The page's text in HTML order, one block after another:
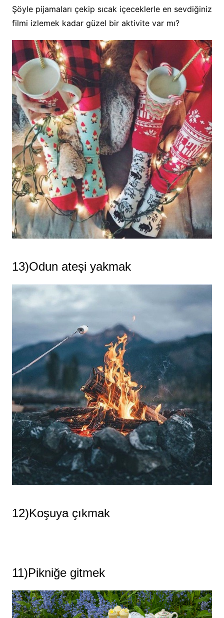
Şöyle pijamaları çekip sıcak içeceklerle en sevdiğiniz
filmi izlemek kadar güzel bir aktivite var mı?
13)Odun ateşi yakmak
12)Koşuya çıkmak
11)Pikniğe gitmek